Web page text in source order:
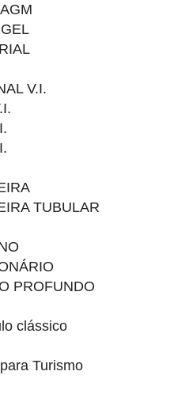
V.I.
TUBULAR
PROFUNDO
clássico
Turismo